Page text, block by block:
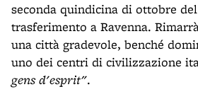
seconda quindicina di ottobre
trasferimento a Ravenna.
una città gradevole, benché
uno dei centri di civilizzazione
gens d'esprit".